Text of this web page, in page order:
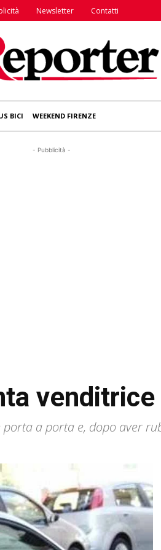
Newsletter Contatti
BICI WEEKEND FIRENZE
- Pubblicità -
a porta e, dopo aver